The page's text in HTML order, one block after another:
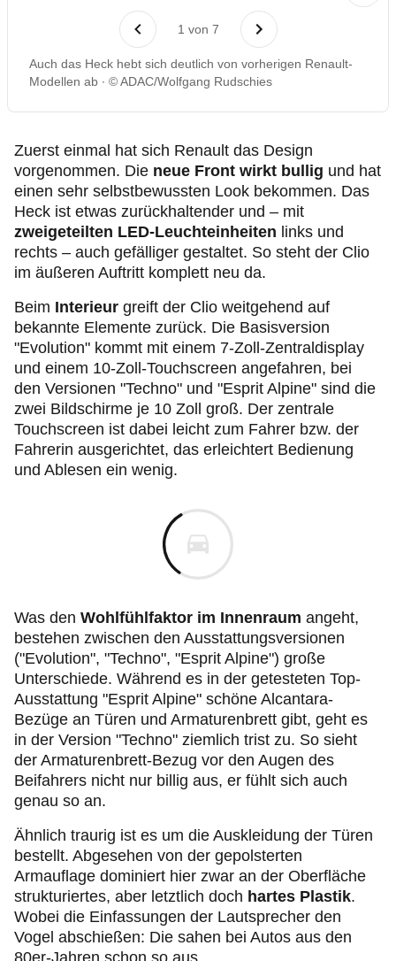
1 von 7
Auch das Heck hebt sich deutlich von vorherigen Renault-
Modellen ab
© ADAC/Wolfgang Rudschies
Zuerst einmal hat sich Renault das Design
vorgenommen. Die neue Front wirkt bullig und hat
einen sehr selbstbewussten Look bekommen. Das
Heck ist etwas zurückhaltender und – mit
zweigeteilten LED-Leuchteinheiten links und
rechts – auch gefälliger gestaltet. So steht der Clio
im äußeren Auftritt komplett neu da.
Beim Interieur greift der Clio weitgehend auf
bekannte Elemente zurück. Die Basisversion
"Evolution" kommt mit einem 7-Zoll-Zentraldisplay
und einem 10-Zoll-Touchscreen angefahren, bei
den Versionen "Techno" und "Esprit Alpine" sind die
zwei Bildschirme je 10 Zoll groß. Der zentrale
Touchscreen ist dabei leicht zum Fahrer bzw. der
Fahrerin ausgerichtet, das erleichtert Bedienung
und Ablesen ein wenig.
Was den Wohlfühlfaktor im Innenraum angeht,
bestehen zwischen den Ausstattungsversionen
("Evolution", "Techno", "Esprit Alpine") große
Unterschiede. Während es in der getesteten Top-
Ausstattung "Esprit Alpine" schöne Alcantara-
Bezüge an Türen und Armaturenbrett gibt, geht es
in der Version "Techno" ziemlich trist zu. So sieht
der Armaturenbrett-Bezug vor den Augen des
Beifahrers nicht nur billig aus, er fühlt sich auch
genau so an.
Ähnlich traurig ist es um die Auskleidung der Türen
bestellt. Abgesehen von der gepolsterten
Armauflage dominiert hier zwar an der Oberfläche
strukturiertes, aber letztlich doch hartes Plastik.
Wobei die Einfassungen der Lautsprecher den
Vogel abschießen: Die sahen bei Autos aus den
80er-Jahren schon so aus.